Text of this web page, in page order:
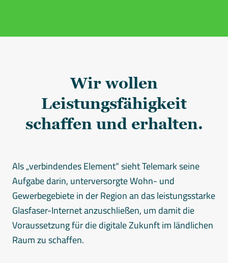
Wir wollen
Leistungsfähigkeit
schaffen und erhalten.
Als „verbindendes Element“ sieht Telemark seine
Aufgabe darin, unterversorgte Wohn- und
Gewerbegebiete in der Region an das leistungsstarke
Glasfaser-Internet anzuschließen, um damit die
Voraussetzung für die digitale Zukunft im ländlichen
Raum zu schaffen.